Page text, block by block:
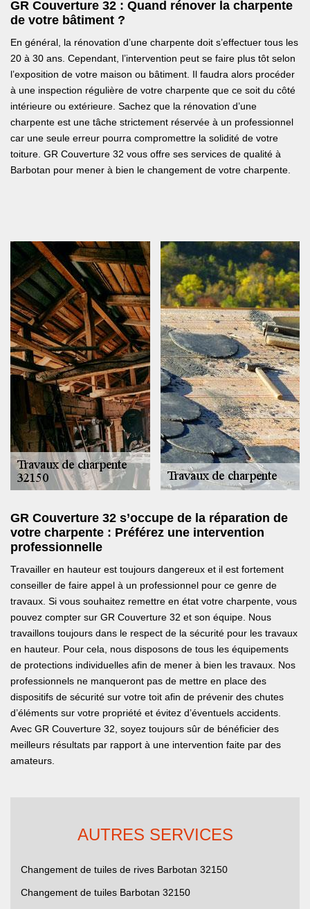
GR Couverture 32 : Quand rénover la charpente
de votre bâtiment ?
En général, la rénovation d’une charpente doit s’effectuer tous les
20 à 30 ans. Cependant, l’intervention peut se faire plus tôt selon
l’exposition de votre maison ou bâtiment. Il faudra alors procéder
à une inspection régulière de votre charpente que ce soit du côté
intérieure ou extérieure. Sachez que la rénovation d’une
charpente est une tâche strictement réservée à un professionnel
car une seule erreur pourra compromettre la solidité de votre
toiture. GR Couverture 32 vous offre ses services de qualité à
Barbotan pour mener à bien le changement de votre charpente.
GR Couverture 32 s’occupe de la réparation de
votre charpente : Préférez une intervention
professionnelle
Travailler en hauteur est toujours dangereux et il est fortement
conseiller de faire appel à un professionnel pour ce genre de
travaux. Si vous souhaitez remettre en état votre charpente, vous
pouvez compter sur GR Couverture 32 et son équipe. Nous
travaillons toujours dans le respect de la sécurité pour les travaux
en hauteur. Pour cela, nous disposons de tous les équipements
de protections individuelles afin de mener à bien les travaux. Nos
professionnels ne manqueront pas de mettre en place des
dispositifs de sécurité sur votre toit afin de prévenir des chutes
d’éléments sur votre propriété et évitez d’éventuels accidents.
Avec GR Couverture 32, soyez toujours sûr de bénéficier des
meilleurs résultats par rapport à une intervention faite par des
amateurs.
AUTRES SERVICES
Changement de tuiles de rives Barbotan 32150
Changement de tuiles Barbotan 32150